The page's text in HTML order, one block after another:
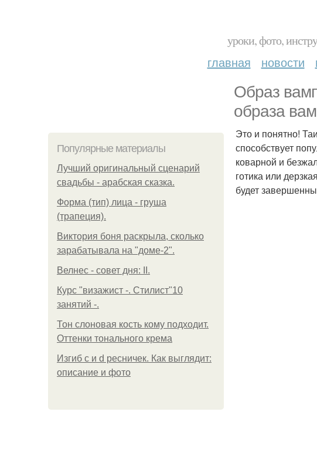
уроки, фото,
главная новости
Образ
образа
Популярные материалы
Лучший оригинальный сценарий
свадьбы - арабская сказка.
Форма (тип) лица - груша
(трапеция).
Виктория боня раскрыла, сколько
зарабатывала на "доме-2".
Велнес - совет дня: II.
Курс "визажист -. Стилист"10
занятий -.
Тон слоновая кость кому подходит.
Оттенки тонального крема
Изгиб c и d ресничек. Как выглядит:
описание и фото
Это и понятно!
способствует
коварной и
готика или
будет